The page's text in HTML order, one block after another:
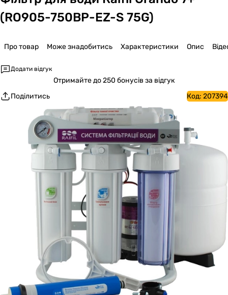
(RO905-750BP-EZ-S 75G)
Про товар Може знадобитись Характеристики Опис
Додати відгук
Отримайтедо 250 бонусів за відгук
Поділитись
Код: 207394